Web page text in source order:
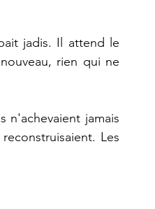
jadis. Il attend le
rien qui ne
n'achevaient jamais
Les